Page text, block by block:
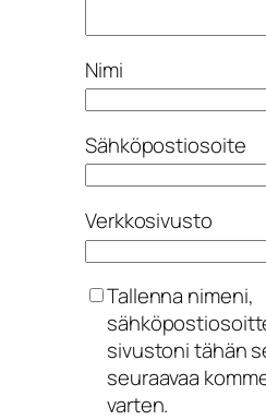
Nimi
Sähköpostiosoite
Verkkosivusto
Tallenna nimeni,
sivustoni tähän
seuraavaa
varten.